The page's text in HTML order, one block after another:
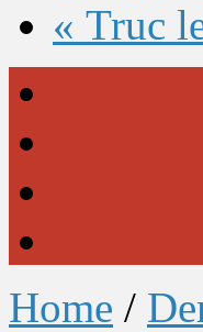
« Truc
Home /